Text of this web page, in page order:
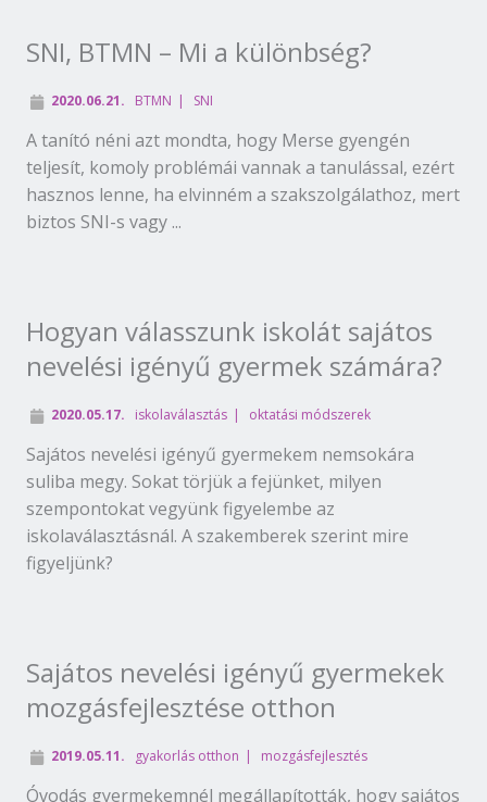
SNI, BTMN – Mi a különbség?
2020.06.21. BTMN SNI
A tanító néni azt mondta, hogy Merse gyengén
teljesít, komoly problémái vannak a tanulással, ezért
hasznos lenne, ha elvinném a szakszolgálathoz, mert
biztos SNI-s vagy ...
Hogyan válasszunk iskolát sajátos
nevelési igényű gyermek számára?
2020.05.17. iskolaválasztás oktatási módszerek
Sajátos nevelési igényű gyermekem nemsokára
suliba megy. Sokat törjük a fejünket, milyen
szempontokat vegyünk figyelembe az
iskolaválasztásnál. A szakemberek szerint mire
figyeljünk?
Sajátos nevelési igényű gyermekek
mozgásfejlesztése otthon
2019.05.11. gyakorlás otthon mozgásfejlesztés
Óvodás gyermekemnél megállapították, hogy sajátos